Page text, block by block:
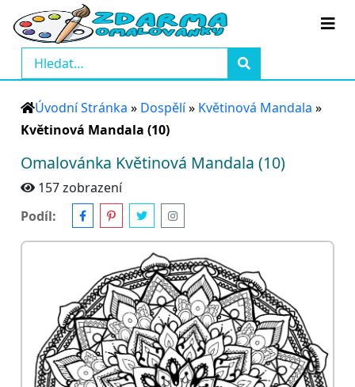
Úvodní Stránka » Dospělí» Květinová Mandala »
Květinová Mandala (10)
Omalovánka Květinová Mandala (10)
157 zobrazení
Podíl: